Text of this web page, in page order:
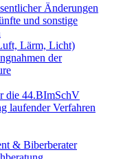
Änderungen
und sonstige
Lärm, Licht)
der
die 44.BImSchV
laufender Verfahren
& Biberberater